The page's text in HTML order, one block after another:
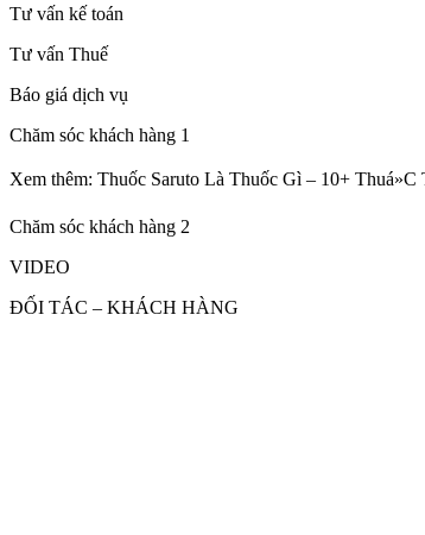
Tư vấn kế toán
Tư vấn Thuế
Báo giá dịch vụ
Chăm sóc khách hàng 1
Xem thêm: Thuốc Saruto Là Thuốc Gì – 10+ Thuá»C
Chăm sóc khách hàng 2
VIDEO
ĐỐI TÁC – KHÁCH HÀNG